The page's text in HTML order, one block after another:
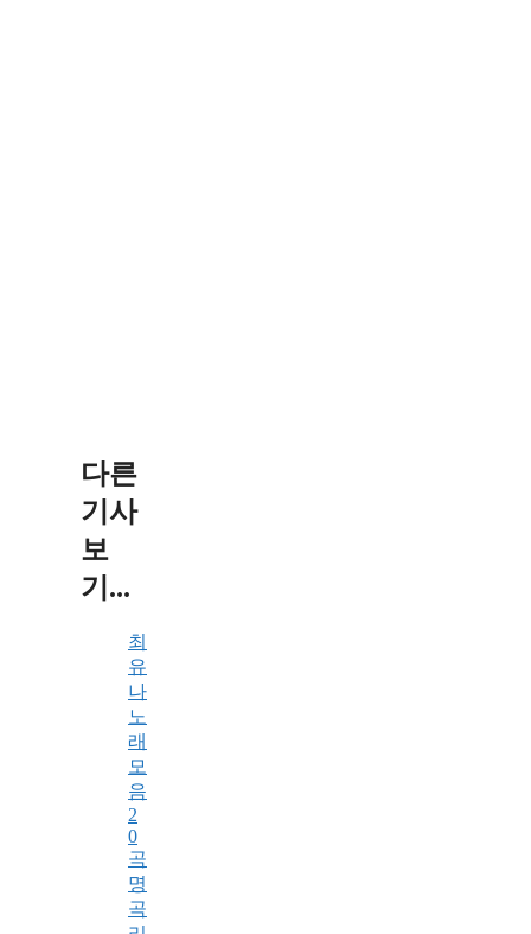
다른
기사
보
기...
최
유
나
노
래
모
음
2
0
곡
명
곡